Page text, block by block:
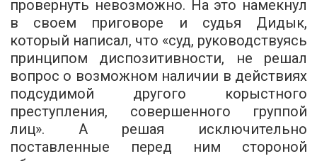
провернуть невозможно. На это намекнул
в своем приговоре и судья Дидык,
который написал, что «суд, руководствуясь
принципом диспозитивности, не решал
вопрос о возможном наличии в действиях
подсудимой другого корыстного
преступления, совершенного группой
лиц». А решая исключительно
поставленные перед ним стороной